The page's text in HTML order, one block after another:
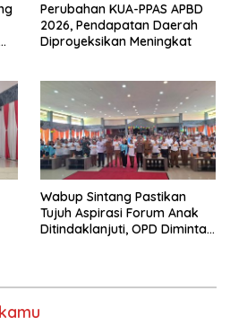
Perubahan KUA-PPAS APBD
2026, Pendapatan Daerah
Diproyeksikan Meningkat
Wabup Sintang Pastikan
Tujuh Aspirasi Forum Anak
Ditindaklanjuti, OPD Diminta